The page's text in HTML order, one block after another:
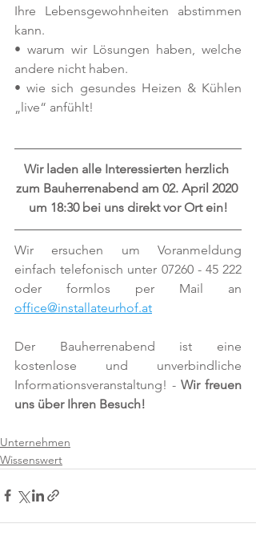
Ihre Lebensgewohnheiten abstimmen
kann.
• warum wir Lösungen haben, welche
andere nicht haben.
• wie sich gesundes Heizen & Kühlen
„live“ anfühlt!
Wir laden alle Interessierten herzlich
zum Bauherrenabend am 02. April 2020
um 18:30 bei uns direkt vor Ort ein!
Wir ersuchen um Voranmeldung
einfach telefonisch unter 07260 - 45 222
office@installateurhof.at
Der Bauherrenabend ist eine
kostenlose und unverbindliche
Informationsveranstaltung! - Wir freuen
uns über Ihren Besuch!
Unternehmen
Wissenswert